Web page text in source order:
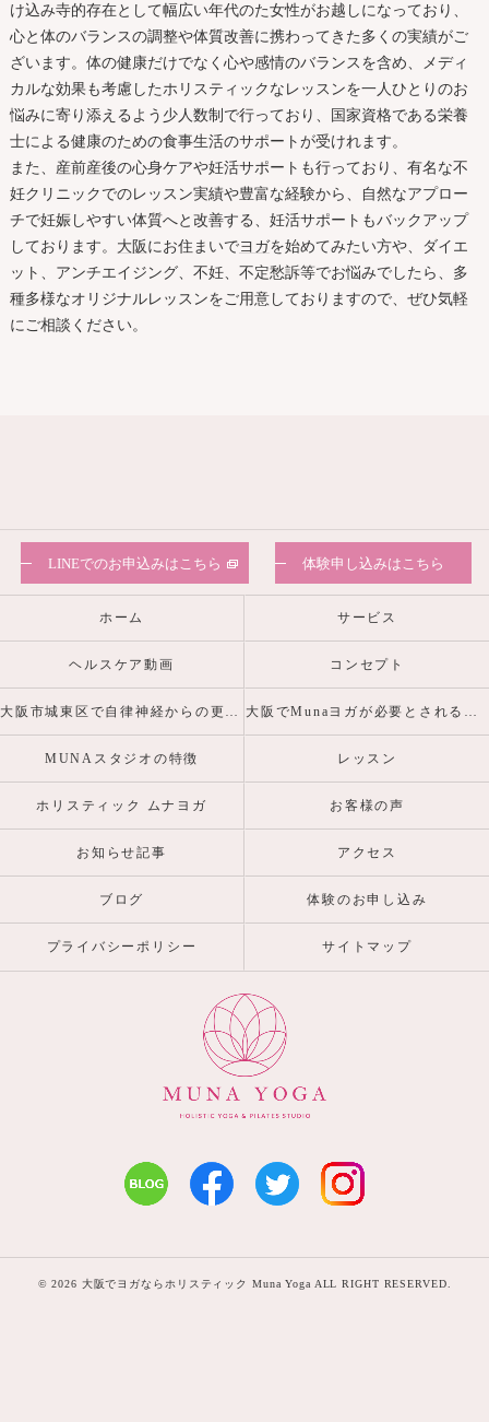
け込み寺的存在として幅広い年代のた女性がお越しになっており、
心と体のバランスの調整や体質改善に携わってきた多くの実績がご
ざいます。体の健康だけでなく心や感情のバランスを含め、メディ
カルな効果も考慮したホリスティックなレッスンを一人ひとりのお
悩みに寄り添えるよう少人数制で行っており、国家資格である栄養
士による健康のための食事生活のサポートが受けれます。
また、産前産後の心身ケアや妊活サポートも行っており、有名な不
妊クリニックでのレッスン実績や豊富な経験から、自然なアプロー
チで妊娠しやすい体質へと改善する、妊活サポートもバックアップ
しております。 大阪 にお住まいでヨガを始めてみたい方や、ダイエ
ット、アンチエイジング、不妊、不定愁訴等でお悩みでしたら、多
種多様なオリジナルレッスンをご用意しておりますので、ぜひ気軽
にご相談ください。
LINEでのお申込みはこちら 体験申し込みはこちら
ホーム サービス
ヘルスケア動画 コンセプト
大阪市城東区で自律神経からの更年期・産前産後の心身の不調を整えるヨガピラティスなら 大阪でMunaヨガが必要とされる理由
MUNAスタジオの特徴 レッスン
ホリスティック ムナヨガ お客様の声
お知らせ記事 アクセス
ブログ 体験のお申し込み
プライバシーポリシー サイトマップ
© 2026 大阪でヨガならホリスティック Muna Yoga ALL RIGHT RESERVED.